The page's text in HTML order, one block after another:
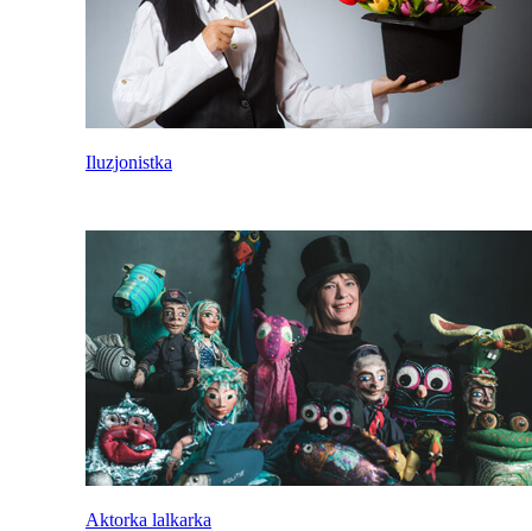
Iluzjonistka
Aktorka lalkarka